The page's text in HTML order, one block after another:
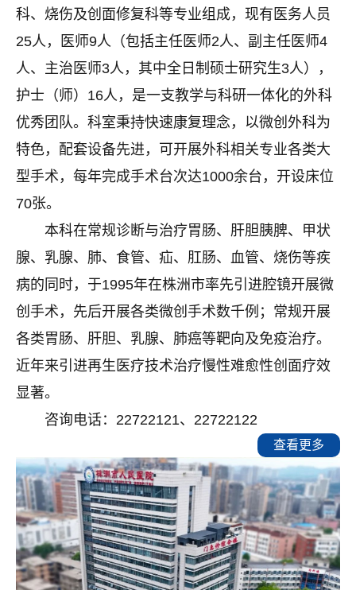
科、烧伤及创面修复科等专业组成，现有医务人员
25人，医师9人（包括主任医师2人、副主任医师4
人、主治医师3人，其中全日制硕士研究生3人），
护士（师）16人，是一支教学与科研一体化的外科
优秀团队。科室秉持快速康复理念，以微创外科为
特色，配套设备先进，可开展外科相关专业各类大
型手术，每年完成手术台次达1000余台，开设床位
70张。
本科在常规诊断与治疗胃肠、肝胆胰脾、甲状
腺、乳腺、肺、食管、疝、肛肠、血管、烧伤等疾
病的同时，于1995年在株洲市率先引进腔镜开展微
创手术，先后开展各类微创手术数千例；常规开展
各类胃肠、肝胆、乳腺、肺癌等靶向及免疫治疗。
近年来引进再生医疗技术治疗慢性难愈性创面疗效
显著。
咨询电话： 22722121、22722122
查看更多